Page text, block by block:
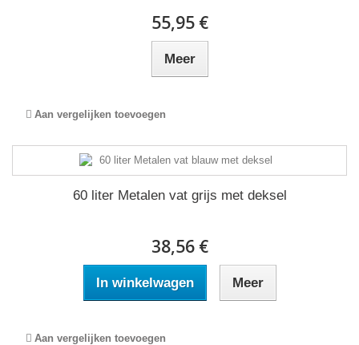
55,95 €
Meer
Aan vergelijken toevoegen
60 liter Metalen vat grijs met deksel
38,56 €
In winkelwagen Meer
Aan vergelijken toevoegen